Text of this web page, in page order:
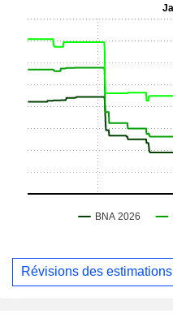
Révisions des estimations